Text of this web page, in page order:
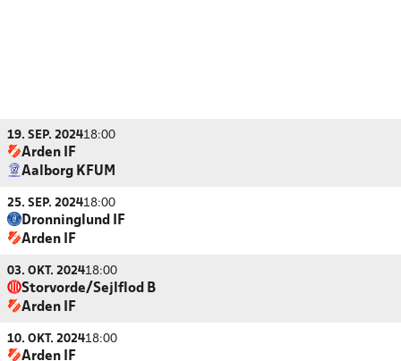
19. SEP. 202418:00
Arden IF
Aalborg KFUM
25. SEP. 202418:00
Dronninglund IF
Arden IF
03. OKT. 202418:00
Storvorde/Sejlflod B
Arden IF
10. OKT. 202418:00
Arden IF